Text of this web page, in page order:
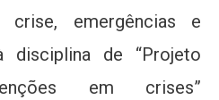
emergências e
disciplina de “Projeto
em crises”